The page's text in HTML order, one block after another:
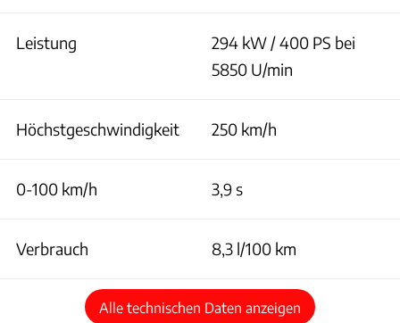
Leistung
294 kW / 400 PS bei
5850 U/min
Höchstgeschwindigkeit 250 km/h
0-100 km/h 3,9 s
Verbrauch 8,3 l/100 km
Alle technischen Daten anzeigen